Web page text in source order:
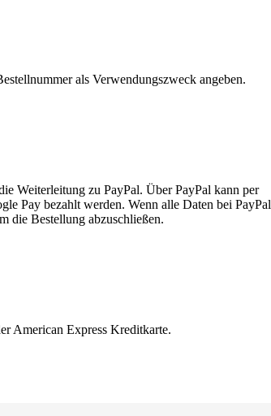
als Verwendungszweck angeben.
Weiterleitung zu PayPal. Über PayPal kann per
Pay bezahlt werden. Wenn alle Daten bei PayPal
die Bestellung abzuschließen.
American Express Kreditkarte.